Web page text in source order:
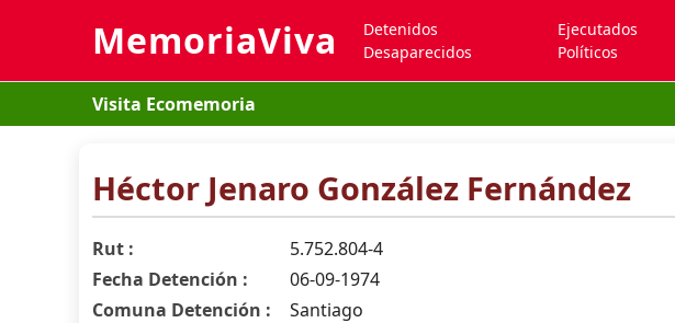
MemoriaViva
Detenidos
Desaparecidos
Ejecutados
Políticos
Visita Ecomemoria
Héctor Jenaro González Fernández
Rut :
5.752.804-4
Fecha Detención :
06-09-1974
Comuna Detención :
Santiago